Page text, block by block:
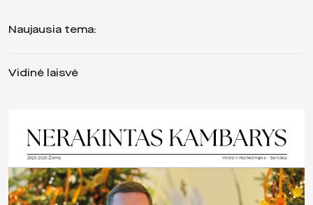
Naujausia tema:
Vidinė laisvė